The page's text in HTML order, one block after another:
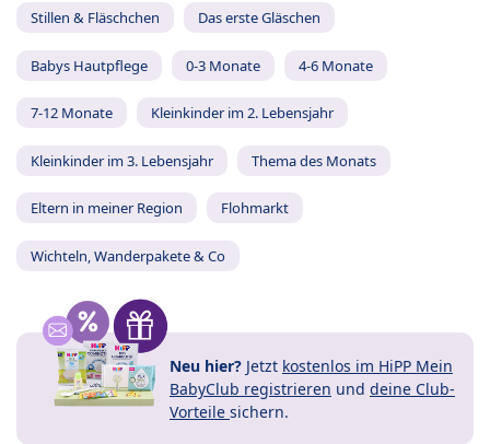
Stillen & Fläschchen Das erste Gläschen
Babys Hautpflege 0-3 Monate 4-6 Monate
7-12 Monate Kleinkinder im 2. Lebensjahr
Kleinkinder im 3. Lebensjahr Thema des Monats
Eltern in meiner Region Flohmarkt
Wichteln, Wanderpakete & Co
Neu hier? Jetzt kostenlos im HiPP Mein
BabyClub registrieren und deine Club-
Vorteile sichern.